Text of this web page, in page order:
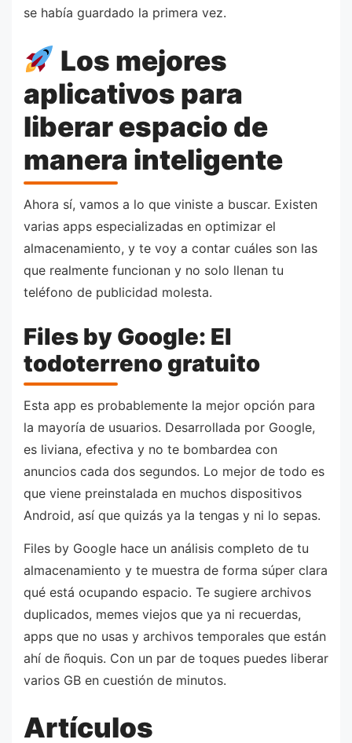
se había guardado la primera vez.
Los mejores
aplicativos para
liberar espacio de
manera inteligente
Ahora sí, vamos a lo que viniste a buscar. Existen
varias apps especializadas en optimizar el
almacenamiento, y te voy a contar cuáles son las
que realmente funcionan y no solo llenan tu
teléfono de publicidad molesta.
Files by Google: El
todoterreno gratuito
Esta app es probablemente la mejor opción para
la mayoría de usuarios. Desarrollada por Google,
es liviana, efectiva y no te bombardea con
anuncios cada dos segundos. Lo mejor de todo es
que viene preinstalada en muchos dispositivos
Android, así que quizás ya la tengas y ni lo sepas.
Files by Google hace un análisis completo de tu
almacenamiento y te muestra de forma súper clara
qué está ocupando espacio. Te sugiere archivos
duplicados, memes viejos que ya ni recuerdas,
apps que no usas y archivos temporales que están
ahí de ñoquis. Con un par de toques puedes liberar
varios GB en cuestión de minutos.
Artículos